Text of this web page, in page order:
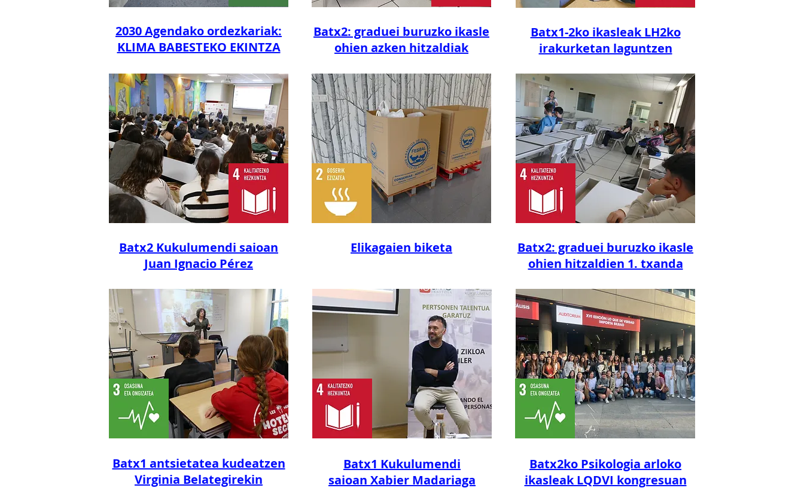
2030 Agendako ordezkariak:
KLIMA BABESTEKO EKINTZA
Batx2 Kukulumendi saioan
Juan Ignacio Pérez
Batx1 antsietatea kudeatzen
Virginia Belategirekin
Batx2: graduei buruzko ikasle
ohien azken hitzaldiak
Elikagaien biketa
Batx1 Kukulumendi
saioan Xabier Madariaga
Batx1-2ko ikasleak LH2ko
irakurketan laguntzen
Batx2: graduei buruzko ikasle
ohien hitzaldien 1. txanda
Batx2ko Psikologia arloko
ikasleak LQDVI kongresuan